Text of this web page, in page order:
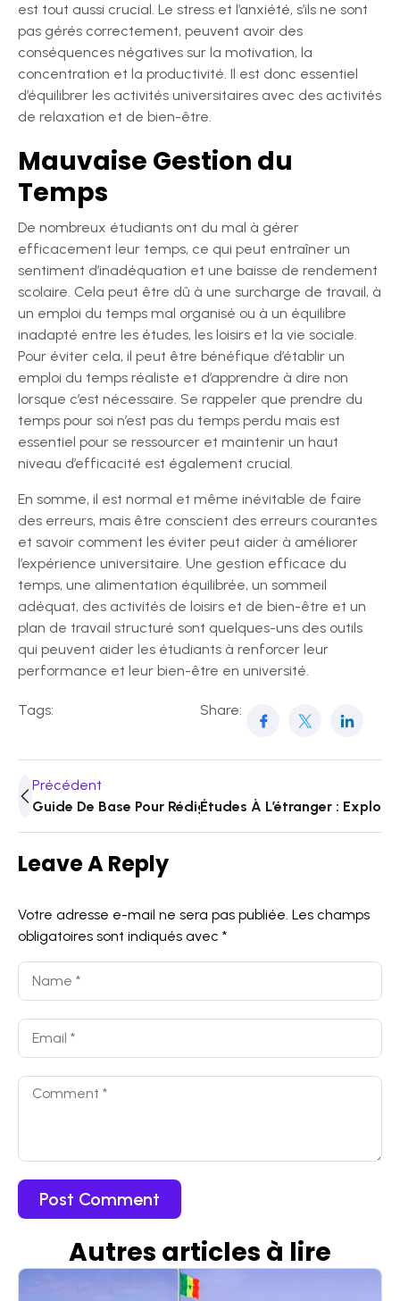
est tout aussi crucial. Le stress et l’anxiété, s’ils ne sont
pas gérés correctement, peuvent avoir des
conséquences négatives sur la motivation, la
concentration et la productivité. Il est donc essentiel
d’équilibrer les activités universitaires avec des activités
de relaxation et de bien-être.
Mauvaise Gestion du
Temps
De nombreux étudiants ont du mal à gérer
efficacement leur temps, ce qui peut entraîner un
sentiment d’inadéquation et une baisse de rendement
scolaire. Cela peut être dû à une surcharge de travail, à
un emploi du temps mal organisé ou à un équilibre
inadapté entre les études, les loisirs et la vie sociale.
Pour éviter cela, il peut être bénéfique d’établir un
emploi du temps réaliste et d’apprendre à dire non
lorsque c’est nécessaire. Se rappeler que prendre du
temps pour soi n’est pas du temps perdu mais est
essentiel pour se ressourcer et maintenir un haut
niveau d’efficacité est également crucial.
En somme, il est normal et même inévitable de faire
des erreurs, mais être conscient des erreurs courantes
et savoir comment les éviter peut aider à améliorer
l’expérience universitaire. Une gestion efficace du
temps, une alimentation équilibrée, un sommeil
adéquat, des activités de loisirs et de bien-être et un
plan de travail structuré sont quelques-uns des outils
qui peuvent aider les étudiants à renforcer leur
performance et leur bien-être en université.
Tags: Share:
Précédent
Guide De Base Pour Rédiger Son Mémoire
Études À L’étranger :
Leave A Reply
Votre adresse e-mail ne sera pas publiée. Les champs
obligatoires sont indiqués avec *
Autres articles à lire